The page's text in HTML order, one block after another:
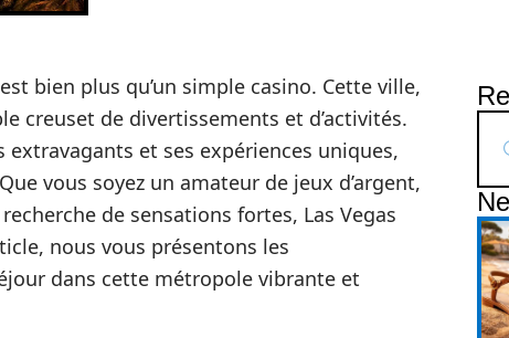
bien plus qu’un simple casino. Cette ville,
creuset de divertissements et d’activités.
et ses expériences uniques,
vous soyez un amateur de jeux d’argent,
de sensations fortes, Las Vegas
nous vous présentons les
dans cette métropole vibrante et